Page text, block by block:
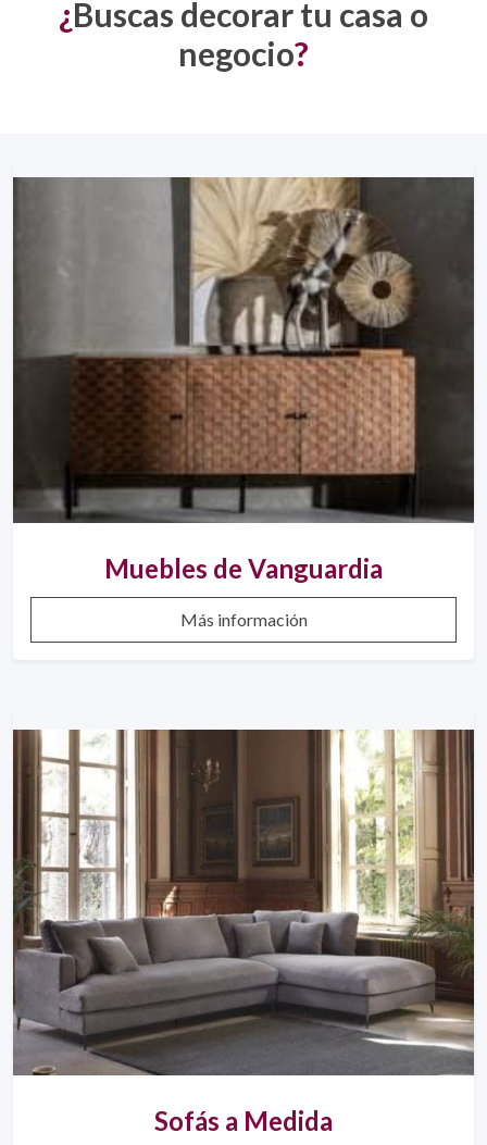
¿Buscas decorar tu casa o
negocio?
Muebles de Vanguardia
Más información
Sofás a Medida